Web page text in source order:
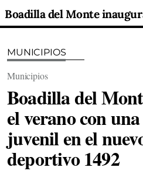
MUNICIPIOS
Municipios
Boadilla del
el verano con
juvenil en el
deportivo 1492